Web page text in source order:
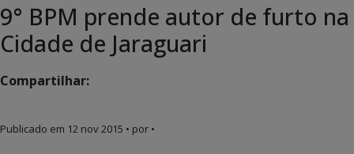
9° BPM prende autor de furto na
Cidade de Jaraguari
Compartilhar:
Publicado em 12 nov 2015 • por •